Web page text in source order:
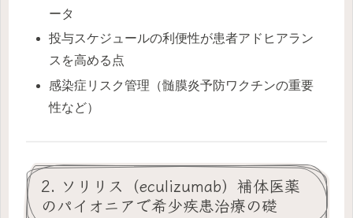
ータ
投与スケジュールの利便性が患者アドヒアラン
スを高める点
感染症リスク管理（髄膜炎予防ワクチンの重要
性など）
2. ソリリス（eculizumab）補体医薬
のパイオニアで希少疾患治療の礎